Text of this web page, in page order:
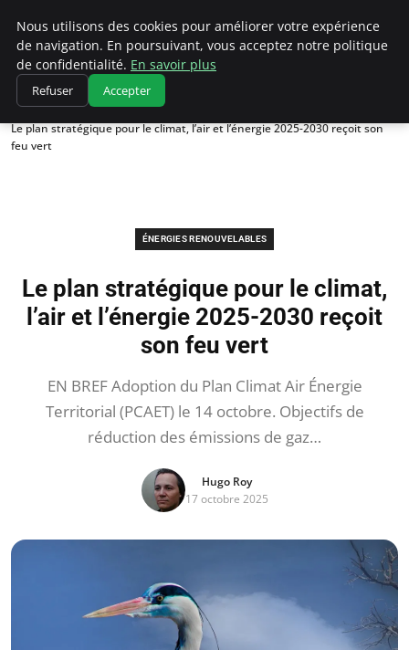
Climatedebtagents
Accueil
Énergies Renouvelables
Le plan stratégique pour le climat, l’air et l’énergie 2025-2030 reçoit son
feu vert
ÉNERGIES RENOUVELABLES
Le plan stratégique pour le climat,
l’air et l’énergie 2025-2030 reçoit
son feu vert
EN BREF Adoption du Plan Climat Air Énergie
Territorial (PCAET) le 14 octobre. Objectifs de
réduction des émissions de gaz…
Hugo Roy
17 octobre 2025
Nous utilisons des cookies pour améliorer votre expérience
de navigation. En poursuivant, vous acceptez notre politique
de confidentialité. En savoir plus
Refuser Accepter